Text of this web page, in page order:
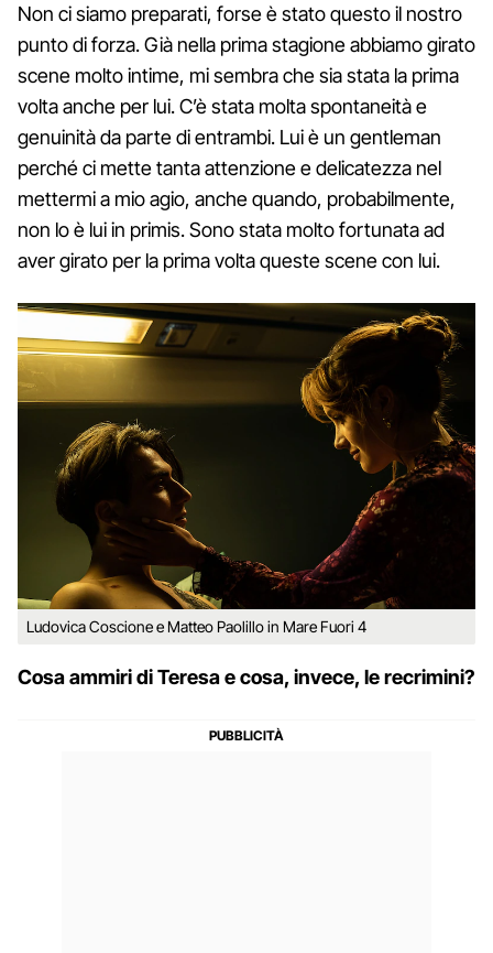
Non ci siamo preparati, forse è stato questo il nostro
punto di forza. Già nella prima stagione abbiamo girato
scene molto intime, mi sembra che sia stata la prima
volta anche per lui. C’è stata molta spontaneità e
genuinità da parte di entrambi. Lui è un gentleman
perché ci mette tanta attenzione e delicatezza nel
mettermi a mio agio, anche quando, probabilmente,
non lo è lui in primis. Sono stata molto fortunata ad
aver girato per la prima volta queste scene con lui.
Ludovica Coscione e Matteo Paolillo in Mare Fuori 4
Cosa ammiri di Teresa e cosa, invece, le recrimini?